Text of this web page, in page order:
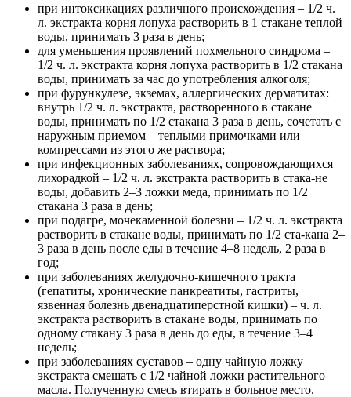
при интоксикациях различного происхождения – 1/2 ч.
л. экстракта корня лопуха растворить в 1 стакане теплой
воды, принимать 3 раза в день;
для уменьшения проявлений похмельного синдрома –
1/2 ч. л. экстракта корня лопуха растворить в 1/2 стакана
воды, принимать за час до употребления алкоголя;
при фурункулезе, экземах, аллергических дерматитах:
внутрь 1/2 ч. л. экстракта, растворенного в стакане
воды, принимать по 1/2 стакана 3 раза в день, сочетать с
наружным приемом – теплыми примочками или
компрессами из этого же раствора;
при инфекционных заболеваниях, сопровождающихся
лихорадкой – 1/2 ч. л. экстракта растворить в стака-не
воды, добавить 2–3 ложки меда, принимать по 1/2
стакана 3 раза в день;
при подагре, мочекаменной болезни – 1/2 ч. л. экстракта
растворить в стакане воды, принимать по 1/2 ста-кана 2–
3 раза в день после еды в течение 4–8 недель, 2 раза в
год;
при заболеваниях желудочно­-кишечного тракта
(гепатиты, хронические панкреатиты, гастриты,
язвенная болезнь двенадцатиперстной кишки) – ч. л.
экстракта растворить в стакане воды, принимать по
одному стакану 3 раза в день до еды, в течение 3–4
недель;
при заболеваниях суставов – одну чайную ложку
экстракта смешать с 1/2 чайной ложки растительного
масла. Полученную смесь втирать в больное место.